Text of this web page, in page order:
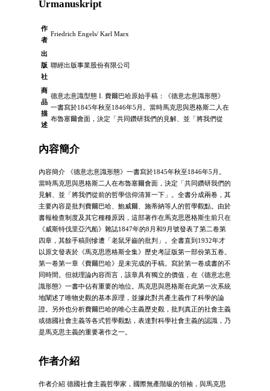
Urmanuskript
作
者
Friedrich Engels/ Karl Marx
出
版
社
聯經出版事業股份有限公司
商
品
描
述
德意志意識型態 I. 費爾巴哈原始手稿：《德意志意識形態》
一書寫於1845年秋至1846年5月。當時馬克思與恩格斯二人在
布魯塞爾會面，決定「共同鑽研我們的見解、並「將我們從
內容簡介
內容簡介 《德意志意識形態》一書寫於1845年秋至1846年5月。
當時馬克思與恩格斯二人在布魯塞爾會面，決定「共同鑽研我們的
見解、並「將我們從前的哲學信仰清算一下」。全書分成兩卷，其
主要內容是批判費爾巴哈、鮑威爾、施蒂納等人的哲學觀點。由於
書報檢查制度及其它種種原因，這部著作在馬克思恩格斯生前只在
《威斯特伐里亞汽船》雜誌1847年的8月和9月號發表了第二卷第
四章，其餘手稿則慘遭「老鼠牙齒的批判」。全書直到1932年才
以原文發表於《馬克思恩格斯全集》歷史考証版第一部份第五卷。
第一卷第一章《費爾巴哈》是未完成的手稿。寫於第一卷成書的不
同時間。但就理論內容而言，該章具有獨立的價值，在《德意志意
識形態》一書中佔有重要的地位。馬克思與恩格斯在此第一次系統
地闡述了唯物史觀的基本原理，並據此對共產主義作了科學的論
證。另外也分析費爾巴哈的唯心主義歷史觀，批判真正的社會主義
或德國社會主義等各式哲學觀點，表達對科學社會主義的認識，乃
是馬克思主義的重要著作之一。
作者介紹
作者介紹 德國社會主義哲學家，國際無產階級的領袖，與馬克思